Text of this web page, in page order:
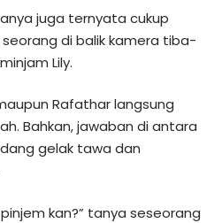
juga ternyata cukup
di balik kamera tiba-
Lily.
Rafathar langsung
Bahkan, jawaban di antara
gelak tawa dan
kan?” tanya seseorang